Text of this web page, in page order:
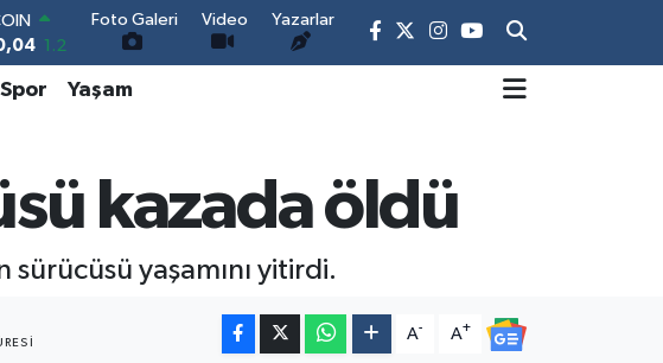
1.2
0.17
0.35
Foto Galeri Video Yazarlar
Spor Yaşam
kazada öldü
yaşamını yitirdi.
A- A+